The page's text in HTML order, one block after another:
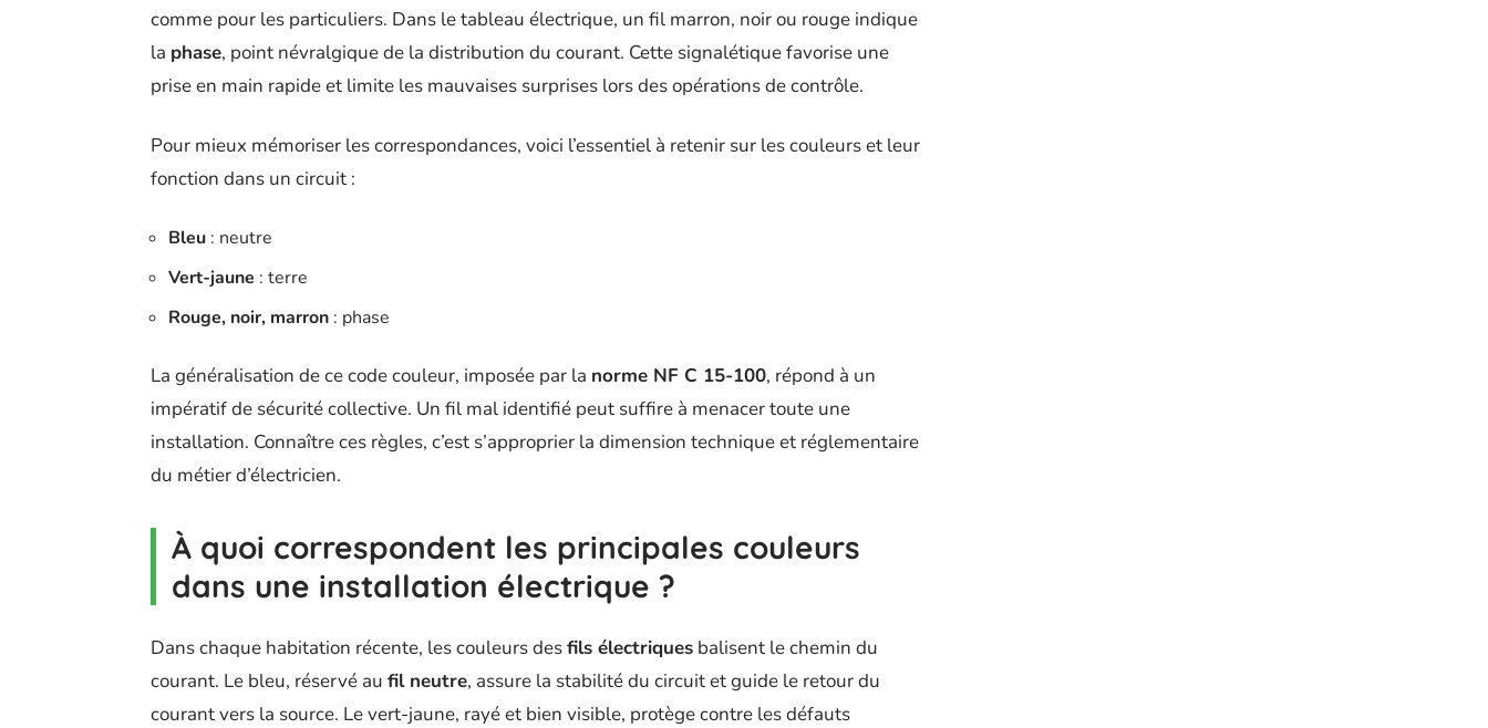
comme pour les particuliers. Dans le tableau électrique, un fil marron, noir ou rouge indique
la phase, point névralgique de la distribution du courant. Cette signalétique favorise une
prise en main rapide et limite les mauvaises surprises lors des opérations de contrôle.
Pour mieux mémoriser les correspondances, voici l’essentiel à retenir sur les couleurs et leur
fonction dans un circuit :
Bleu : neutre
Vert-jaune : terre
Rouge, noir, marron : phase
La généralisation de ce code couleur, imposée par la norme NF C 15-100, répond à un
impératif de sécurité collective. Un fil mal identifié peut suffire à menacer toute une
installation. Connaître ces règles, c’est s’approprier la dimension technique et réglementaire
du métier d’électricien.
À quoi correspondent les principales couleurs
dans une installation électrique ?
Dans chaque habitation récente, les couleurs desfils électriques balisent le chemin du
courant. Le bleu, réservé au fil neutre, assure la stabilité du circuit et guide le retour du
courant vers la source. Le vert-jaune, rayé et bien visible, protège contre les défauts